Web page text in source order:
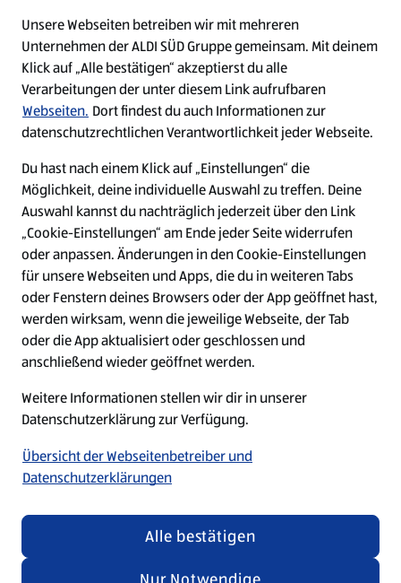
W
i
r
d
a
u
f
e
n
e
r
e
u
n
W
i
r
d
a
u
f
e
n
e
r
n
e
u
n
R
e
i
W
i
r
d
a
u
f
e
n
e
r
n
e
n
e
i
W
i
r
d
a
n
Datenschutz Security Policy
Barrierefreiheit
© 2026 by ALDI SÜD
Unsere Webseiten betreiben wir mit mehreren
Unternehmen der ALDI SÜD Gruppe gemeinsam. Mit deinem
Klick auf „Alle bestätigen“ akzeptierst du alle
Verarbeitungen der unter diesem Link aufrufbaren
Webseiten. Dort findest du auch Informationen zur
datenschutzrechtlichen Verantwortlichkeit jeder Webseite.
Du hast nach einem Klick auf „Einstellungen“ die
Möglichkeit, deine individuelle Auswahl zu treffen. Deine
Auswahl kannst du nachträglich jederzeit über den Link
„Cookie-Einstellungen“ am Ende jeder Seite widerrufen
oder anpassen. Änderungen in den Cookie-Einstellungen
für unsere Webseiten und Apps, die du in weiteren Tabs
oder Fenstern deines Browsers oder der App geöffnet hast,
werden wirksam, wenn die jeweilige Webseite, der Tab
oder die App aktualisiert oder geschlossen und
anschließend wieder geöffnet werden.
Weitere Informationen stellen wir dir in unserer
Datenschutzerklärung zur Verfügung.
Übersicht der Webseitenbetreiber und
Datenschutzerklärungen
Alle bestätigen